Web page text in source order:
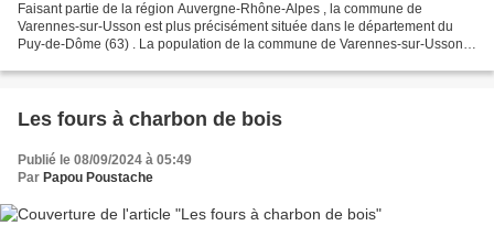
Faisant partie de la région Auvergne-Rhône-Alpes , la commune de
Varennes-sur-Usson est plus précisément située dans le département du
Puy-de-Dôme (63) . La population de la commune de Varennes-sur-Usson
Les fours à charbon de bois
Publié le 08/09/2024 à 05:49
Par Papou Poustache